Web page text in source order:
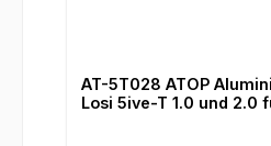
AT-5T028 ATOP
Losi 5ive-T 1.0 und 2.0